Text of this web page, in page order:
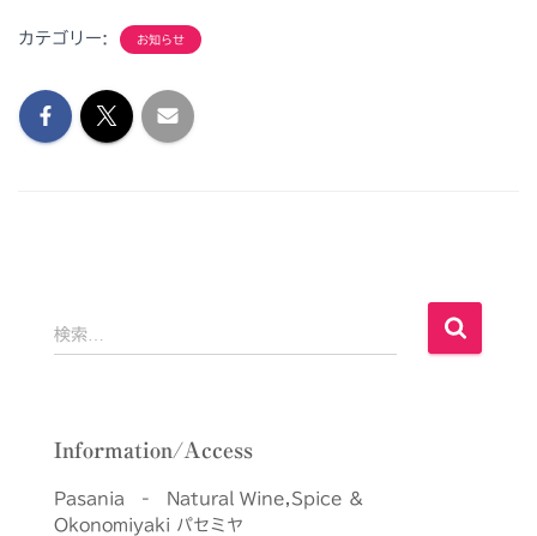
カテゴリー: お知らせ
検
索
検索…
Information/Access
Pasania - Natural Wine,Spice &
Okonomiyaki パセミヤ